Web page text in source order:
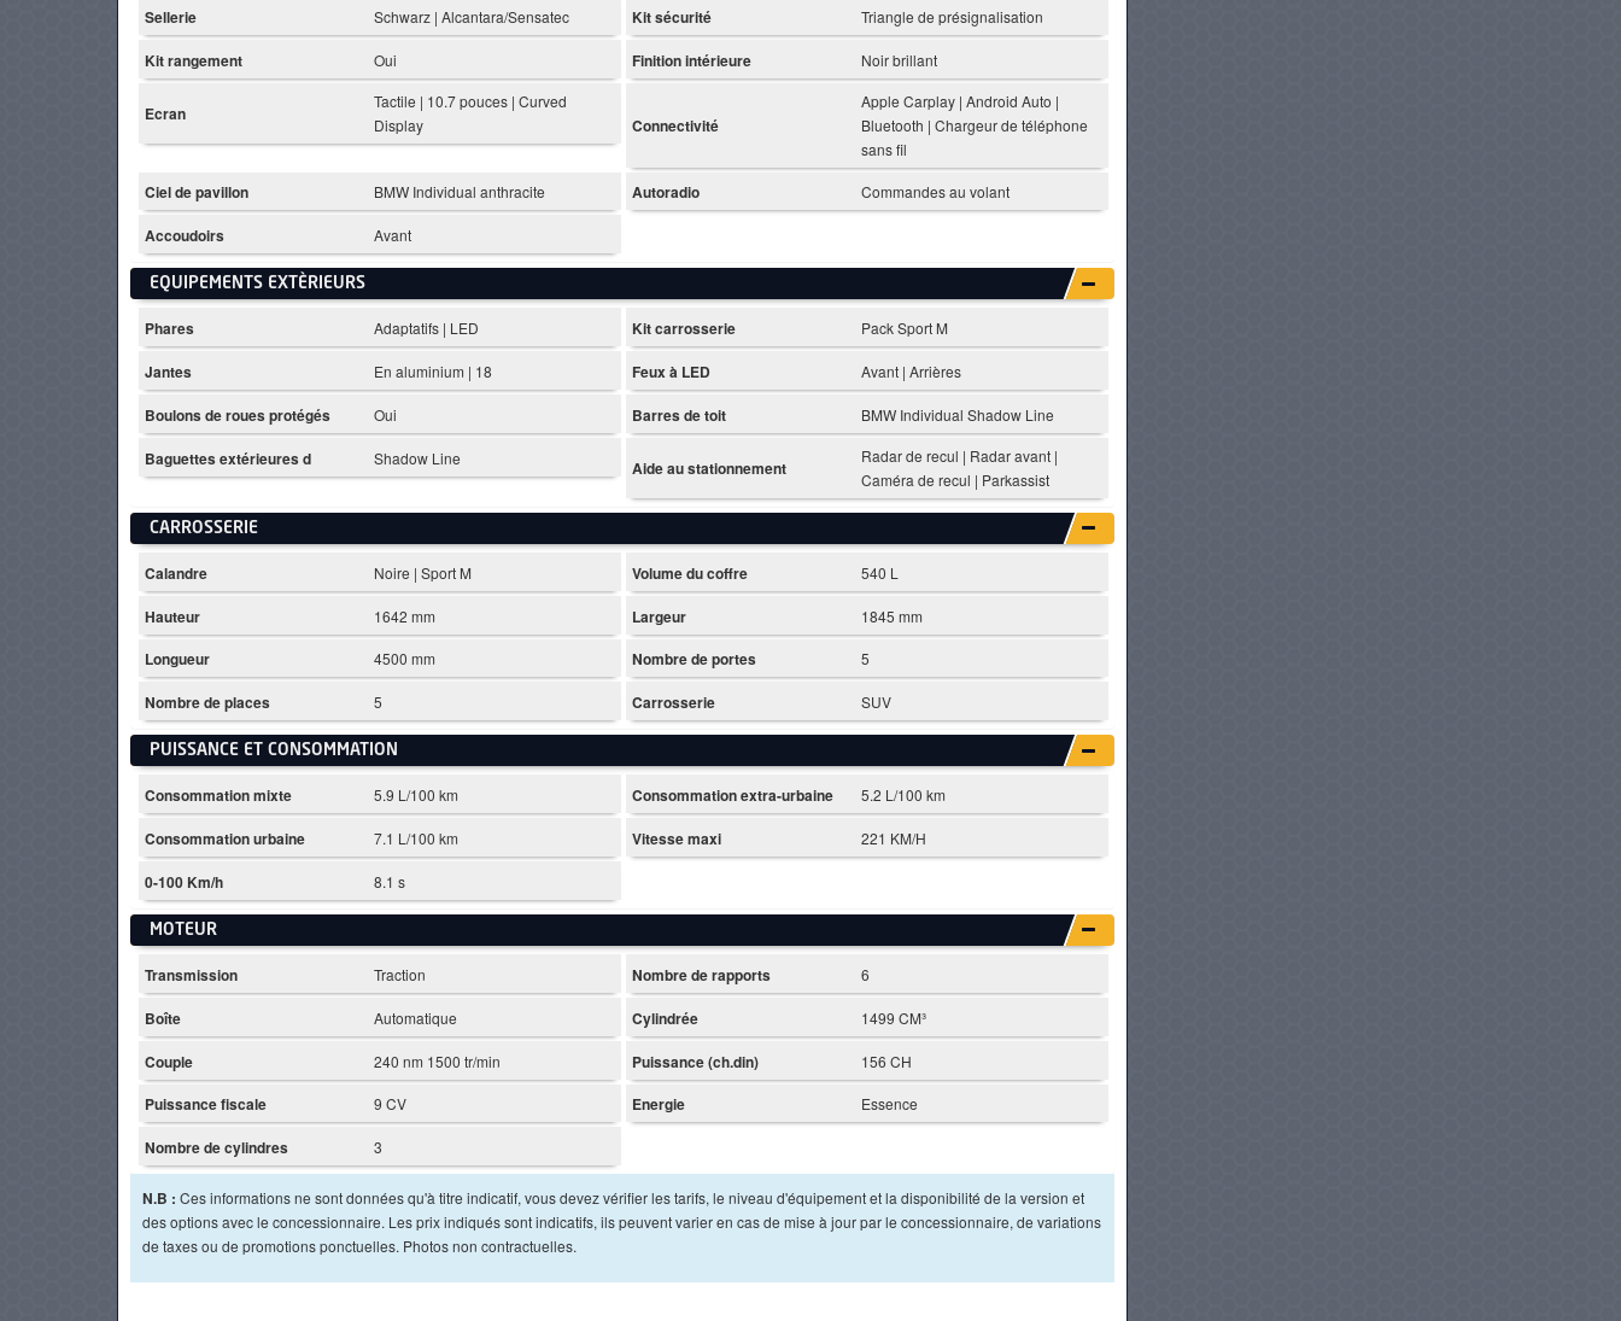
Sellerie Schwarz | Alcantara/Sensatec Kit sécurité Triangle de présignalisation
Kit rangement Oui Finition intérieure Noir brillant
Ecran
Tactile | 10.7 pouces | Curved
Display
Connectivité
Apple Carplay | Android Auto |
Bluetooth | Chargeur de téléphone
sans fil
Ciel de pavillon BMW Individual anthracite Autoradio Commandes au volant
Accoudoirs Avant
EQUIPEMENTS EXTÈRIEURS
Phares Adaptatifs | LED Kit carrosserie Pack Sport M
Jantes En aluminium | 18 Feux à LED Avant | Arrières
Boulons de roues protégés Oui Barres de toit BMW Individual Shadow Line
Baguettes extérieures d Shadow Line Aide au stationnement
Radar de recul | Radar avant |
Caméra de recul | Parkassist
CARROSSERIE
Calandre Noire | Sport M Volume du coffre 540 L
Hauteur 1642 mm Largeur 1845 mm
Longueur 4500 mm Nombre de portes 5
Nombre de places 5 Carrosserie SUV
PUISSANCE ET CONSOMMATION
Consommation mixte 5.9 L/100 km Consommation extra-urbaine 5.2 L/100 km
Consommation urbaine 7.1 L/100 km Vitesse maxi 221 KM/H
0-100 Km/h 8.1 s
MOTEUR
Transmission Traction Nombre de rapports 6
Boîte Automatique Cylindrée 1499 CM³
Couple 240 nm 1500 tr/min Puissance (ch.din) 156 CH
Puissance fiscale 9 CV Energie Essence
Nombre de cylindres 3
N.B : Ces informations ne sont données qu'à titre indicatif, vous devez vérifier les tarifs, le niveau d'équipement et la disponibilité de la version et
des options avec le concessionnaire. Les prix indiqués sont indicatifs, ils peuvent varier en cas de mise à jour par le concessionnaire, de variations
de taxes ou de promotions ponctuelles. Photos non contractuelles.